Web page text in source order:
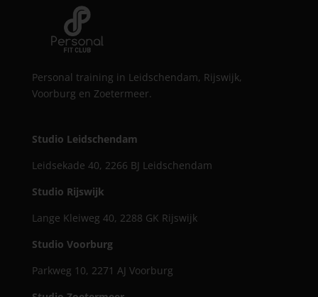
Personal training in Leidschendam, Rijswijk,
Voorburg en Zoetermeer.
Studio Leidschendam
Leidsekade 40, 2266 BJ Leidschendam
Studio Rijswijk
Lange Kleiweg 40, 2288 GK Rijswijk
Studio Voorburg
Parkweg 10, 2271 AJ Voorburg